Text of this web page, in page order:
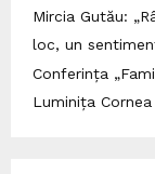
Mircia Gutău:
loc, un
Conferința
Luminița Cornea